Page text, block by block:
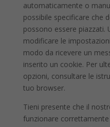
automaticamente o
possibile specificare che
possono essere piazzati.
modificare le
modo da ricevere un
inserito un cookie. Per
opzioni, consultare le
tuo browser.
Tieni presente che il
funzionare